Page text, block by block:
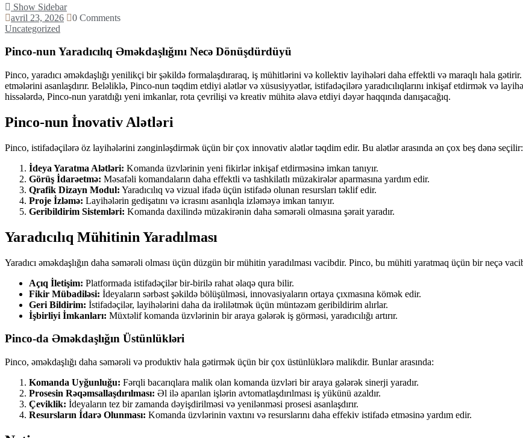
Show Sidebar
avril 23, 2026
0 Comments
Uncategorized
Pinco-nun Yaradıcılıq Əməkdaşlığını Necə Dönüşdürdüyü
Pinco, yaradıcı əməkdaşlığı yenilikçi bir şəkildə formalaşdıraraq, iş mühitlərini və kollektiv layihələri daha effektli və maraqlı hala
etmələrini asanlaşdırır. Beləliklə, Pinco-nun təqdim etdiyi alətlər və xüsusiyyətlər, istifadəçilərə yaradıcılıqlarını inkişaf etdirmək və
hissələrdə, Pinco-nun yaratdığı yeni imkanlar, rota çevrilişi və kreativ mühitə əlavə etdiyi dəyər haqqında danışacağıq.
Pinco-nun İnovativ Alətləri
Pinco, istifadəçilərə öz layihələrini zənginləşdirmək üçün bir çox innovativ alətlər təqdim edir. Bu alətlər arasında ən çox beş dənə seçilir:
İdeya Yaratma Alətləri: Komanda üzvlərinin yeni fikirlər inkişaf etdirməsinə imkan tanıyır.
Görüş İdarəetmə: Məsafəli komandaların daha effektli və tashkilatlı müzakirələr aparmasına yardım edir.
Qrafik Dizayn Modul: Yaradıcılıq və vizual ifadə üçün istifadə olunan resursları təklif edir.
Proje İzləmə: Layihələrin gedişatını və icrasını asanlıqla izləməyə imkan tanıyır.
Geribildirim Sistemləri: Komanda daxilində müzakirənin daha səmərəli olmasına şərait yaradır.
Yaradıcılıq Mühitinin Yaradılması
Yaradıcı əməkdaşlığın daha səmərəli olması üçün düzgün bir mühitin yaradılması vacibdir. Pinco, bu mühiti yaratmaq üçün bir neçə
Açıq İletişim: Platformada istifadəçilər bir-birilə rahat əlaqə qura bilir.
Fikir Mübadiləsi: İdeyaların sərbəst şəkildə bölüşülməsi, innovasiyaların ortaya çıxmasına kömək edir.
Geri Bildirim: İstifadəçilər, layihələrini daha da irəlilətmək üçün müntəzəm geribildirim alırlar.
İşbirliyi İmkanları: Müxtəlif komanda üzvlərinin bir araya gələrək iş görməsi, yaradıcılığı artırır.
Pinco-da Əməkdaşlığın Üstünlükləri
Pinco, əməkdaşlığı daha səmərəli və produktiv hala gətirmək üçün bir çox üstünlüklərə malikdir. Bunlar arasında:
Komanda Uyğunluğu: Fərqli bacarıqlara malik olan komanda üzvləri bir araya gələrək sinerji yaradır.
Prosesin Rəqəmsallaşdırılması: Əl ilə aparılan işlərin avtomatlaşdırılması iş yükünü azaldır.
Çeviklik: İdeyaların tez bir zamanda dəyişdirilməsi və yenilənməsi prosesi asanlaşdırır.
Resursların İdarə Olunması: Komanda üzvlərinin vaxtını və resurslarını daha effekiv istifadə etməsinə yardım edir.